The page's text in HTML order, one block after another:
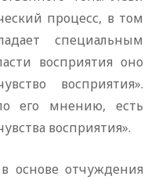
процесс, в том
специальным
восприятия оно
восприятия».
его мнению, есть
восприятия».
основе отчуждения